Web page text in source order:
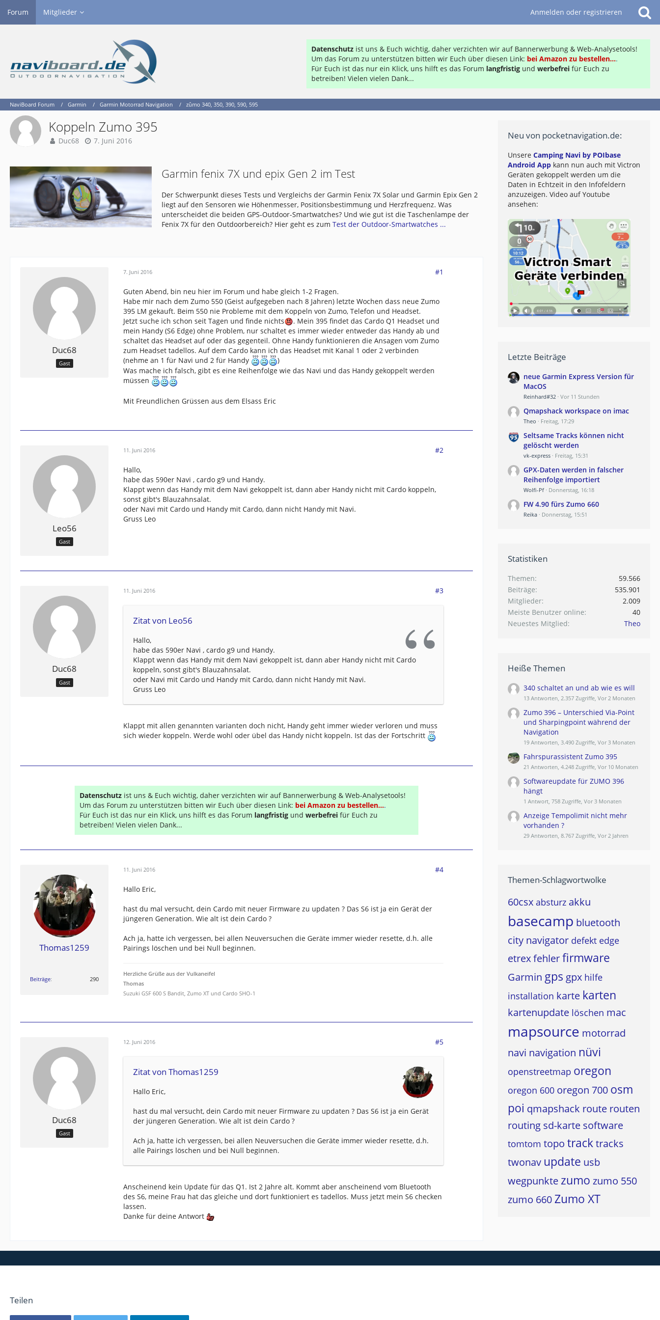
Forum Mitglieder Anmelden oder registrieren
Datenschutz ist uns & Euch wichtig, daher verzichten wir auf Bannerwerbung & Web-Analysetools!
Um das Forum zu unterstützen bitten wir Euch über diesen Link: bei Amazon zu bestellen....
Für Euch ist das nur ein Klick, uns hilft es das Forum langfristig und werbefrei für Euch zu
betreiben! Vielen vielen Dank...
NaviBoard Forum Garmin Garmin Motorrad Navigation zûmo 340, 350, 390, 590, 595
Koppeln Zumo 395
Duc68 7. Juni 2016
Garmin fenix 7X und epix Gen 2 im Test
Der Schwerpunkt dieses Tests und Vergleichs der Garmin Fenix 7X Solar und Garmin Epix Gen 2
liegt auf den Sensoren wie Höhenmesser, Positionsbestimmung und Herzfrequenz. Was
unterscheidet die beiden GPS-Outdoor-Smartwatches? Und wie gut ist die Taschenlampe der
Fenix 7X für den Outdoorbereich? Hier geht es zumTest der Outdoor-Smartwatches ...
Duc68
Gast
7. Juni 2016 #1
Guten Abend, bin neu hier im Forum und habe gleich 1-2 Fragen.
Habe mir nach dem Zumo 550 (Geist aufgegeben nach 8 Jahren) letzte Wochen dass neue Zumo
395 LM gekauft. Beim 550 nie Probleme mit dem Koppeln von Zumo, Telefon und Headset.
Jetzt suche ich schon seit Tagen und finde nichts
. Mein 395 findet das Cardo Q1 Headset und
mein Handy (S6 Edge) ohne Problem, nur schaltet es immer wieder entweder das Handy ab und
schaltet das Headset auf oder das gegenteil. Ohne Handy funktionieren die Ansagen vom Zumo
zum Headset tadellos. Auf dem Cardo kann ich das Headset mit Kanal 1 oder 2 verbinden
(nehme an 1 für Navi und 2 für Handy
)
Was mache ich falsch, gibt es eine Reihenfolge wie das Navi und das Handy gekoppelt werden
müssen
Mit Freundlichen Grüssen aus dem Elsass Eric
Leo56
Gast
11. Juni 2016 #2
Hallo,
habe das 590er Navi , cardo g9 und Handy.
Klappt wenn das Handy mit dem Navi gekoppelt ist, dann aber Handy nicht mit Cardo koppeln,
sonst gibt's Blauzahnsalat.
oder Navi mit Cardo und Handy mit Cardo, dann nicht Handy mit Navi.
Gruss Leo
Duc68
Gast
11. Juni 2016 #3
Zitat von Leo56
Hallo,
habe das 590er Navi , cardo g9 und Handy.
Klappt wenn das Handy mit dem Navi gekoppelt ist, dann aber Handy nicht mit Cardo
koppeln, sonst gibt's Blauzahnsalat.
oder Navi mit Cardo und Handy mit Cardo, dann nicht Handy mit Navi.
Gruss Leo
Klappt mit allen genannten varianten doch nicht, Handy geht immer wieder verloren und muss
sich wieder koppeln. Werde wohl oder übel das Handy nicht koppeln. Ist das der Fortschritt
Datenschutz ist uns & Euch wichtig, daher verzichten wir auf Bannerwerbung & Web-Analysetools!
Um das Forum zu unterstützen bitten wir Euch über diesen Link: bei Amazon zu bestellen....
Für Euch ist das nur ein Klick, uns hilft es das Forum langfristig und werbefrei für Euch zu
betreiben! Vielen vielen Dank...
Thomas1259
Beiträge 290
11. Juni 2016 #4
Hallo Eric,
hast du mal versucht, dein Cardo mit neuer Firmware zu updaten ? Das S6 ist ja ein Gerät der
jüngeren Generation. Wie alt ist dein Cardo ?
Ach ja, hatte ich vergessen, bei allen Neuversuchen die Geräte immer wieder resette, d.h. alle
Pairings löschen und bei Null beginnen.
Herzliche Grüße aus der Vulkaneifel
Thomas
Suzuki GSF 600 S Bandit, Zumo XT und Cardo SHO-1
Duc68
Gast
12. Juni 2016 #5
Zitat von Thomas1259
Hallo Eric,
hast du mal versucht, dein Cardo mit neuer Firmware zu updaten ? Das S6 ist ja ein Gerät
der jüngeren Generation. Wie alt ist dein Cardo ?
Ach ja, hatte ich vergessen, bei allen Neuversuchen die Geräte immer wieder resette, d.h.
alle Pairings löschen und bei Null beginnen.
Anscheinend kein Update für das Q1. Ist 2 Jahre alt. Kommt aber anscheinend vom Bluetooth
des S6, meine Frau hat das gleiche und dort funktioniert es tadellos. Muss jetzt mein S6 checken
lassen.
Danke für deine Antwort
Neu von pocketnavigation.de:
Unsere Camping Navi by POIbase
Android App kann nun auch mit Victron
Geräten gekoppelt werden um die
Daten in Echtzeit in den Infofeldern
anzuzeigen. Video auf Youtube
ansehen:
Letzte Beiträge
neue Garmin Express Version für
MacOS
Reinhard#32 Vor 11 Stunden
Qmapshack workspace on imac
Theo Freitag, 17:29
Seltsame Tracks können nicht
gelöscht werden
vk-express Freitag, 15:31
GPX-Daten werden in falscher
Reihenfolge importiert
Wolfi-Pf Donnerstag, 16:18
FW 4.90 fürs Zumo 660
Reika Donnerstag, 15:51
Statistiken
Themen
59.566
Beiträge
535.901
Mitglieder
2.009
Meiste Benutzer online
40
Neuestes Mitglied
Theo
Heiße Themen
340 schaltet an und ab wie es will
13 Antworten, 2.357 Zugriffe, Vor 2 Monaten
Zumo 396 – Unterschied Via-Point
und Sharpingpoint während der
Navigation
19 Antworten, 3.490 Zugriffe, Vor 3 Monaten
Fahrspurassistent Zumo 395
21 Antworten, 4.248 Zugriffe, Vor 10 Monaten
Softwareupdate für ZUMO 396
hängt
1 Antwort, 758 Zugriffe, Vor 3 Monaten
Anzeige Tempolimit nicht mehr
vorhanden ?
29 Antworten, 8.767 Zugriffe, Vor 2 Jahren
Themen-Schlagwortwolke
60csx absturz akku
basecamp bluetooth
city navigator defekt edge
etrexfehlerfirmware
Garmin gps gpx hilfe
installation karte karten
kartenupdate löschen mac
mapsource motorrad
navi navigation nüvi
openstreetmap oregon
oregon 600 oregon 700 osm
poi qmapshack route routen
routing sd-karte software
tomtom topo tracktracks
twonav update usb
wegpunkte zumo zumo 550
zumo 660 Zumo XT
Teilen